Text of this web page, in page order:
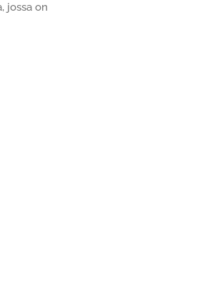
jossa on